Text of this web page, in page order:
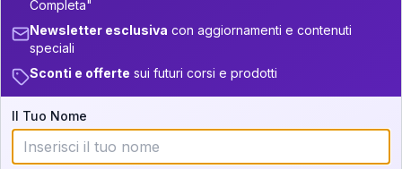
16-17.5 +7 21
17.5-18.5 +5 13
36-37.5
38.5-39
Interpretazione
l'interpretazione!
Zona del Ritratto
Completa"
Newsletter esclusiva con aggiornamenti e contenuti
speciali
Sconti e offerte sui futuri corsi e prodotti
Il Tuo Nome